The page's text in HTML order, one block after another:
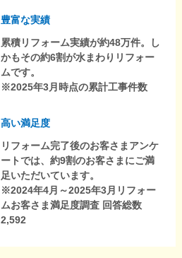
豊富な実績
累積リフォーム実績が約48万件。し
かもその約6割が水まわりリフォー
ムです。
※2025年3月時点の累計工事件数
高い満足度
リフォーム完了後のお客さまアンケ
ートでは、約9割のお客さまにご満
足いただいています。
※2024年4月～2025年3月リフォー
ムお客さま満足度調査 回答総数
2,592